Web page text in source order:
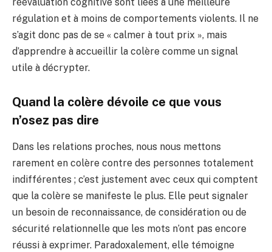
réévaluation cognitive sont liées à une meilleure
régulation et à moins de comportements violents. Il ne
s’agit donc pas de se « calmer à tout prix », mais
d’apprendre à accueillir la colère comme un signal
utile à décrypter.
Quand la colère dévoile ce que vous
n’osez pas dire
Dans les relations proches, nous nous mettons
rarement en colère contre des personnes totalement
indifférentes ; c’est justement avec ceux qui comptent
que la colère se manifeste le plus. Elle peut signaler
un besoin de reconnaissance, de considération ou de
sécurité relationnelle que les mots n’ont pas encore
réussi à exprimer. Paradoxalement, elle témoigne